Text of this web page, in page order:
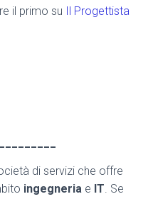
il primo su Il Progettista
di servizi che offre
ingegneria e IT. Se